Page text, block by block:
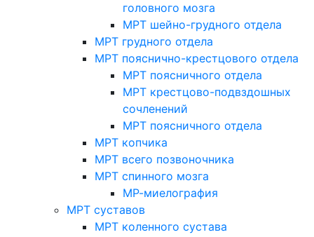
головного мозга
МРТ шейно-грудного отдела
МРТ грудного отдела
МРТ пояснично-крестцового отдела
МРТ поясничного отдела
МРТ крестцово-подвздошных
сочленений
МРТ поясничного отдела
МРТ копчика
МРТ всего позвоночника
МРТ спинного мозга
МР-миелография
МРТ суставов
МРТ коленного сустава